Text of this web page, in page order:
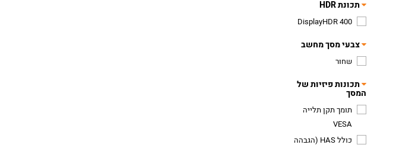
תכונת HDR
DisplayHDR 400
צבעי מסך מחשב
שחור
תכונות פיזיות של
המסך
תומך תקן תלייה
VESA
כולל HAS (הגבהה